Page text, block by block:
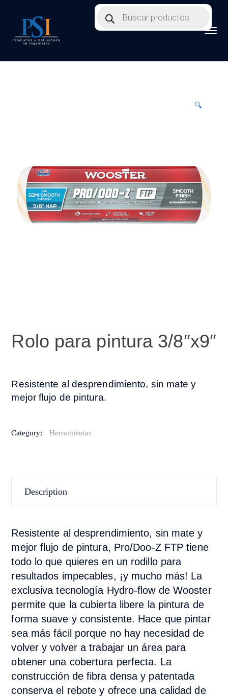
search
🔍
Rolo para pintura 3/8″x9″
Resistente al desprendimiento, sin mate y
mejor flujo de pintura.
Category: Herramientas
Description
Resistente al desprendimiento, sin mate y
mejor flujo de pintura, Pro/Doo-Z FTP tiene
todo lo que quieres en un rodillo para
resultados impecables, ¡y mucho más! La
exclusiva tecnología Hydro-flow de Wooster
permite que la cubierta libere la pintura de
forma suave y consistente. Hace que pintar
sea más fácil porque no hay necesidad de
volver y volver a trabajar un área para
obtener una cobertura perfecta. La
construcción de fibra densa y patentada
conserva el rebote y ofrece una calidad de